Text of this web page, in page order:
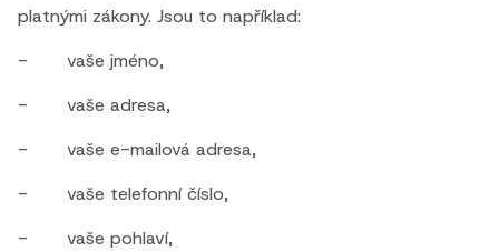
platnými zákony. Jsou to například:
- vaše jméno,
- vaše adresa,
- vaše e-mailová adresa,
- vaše telefonní číslo,
- vaše pohlaví,